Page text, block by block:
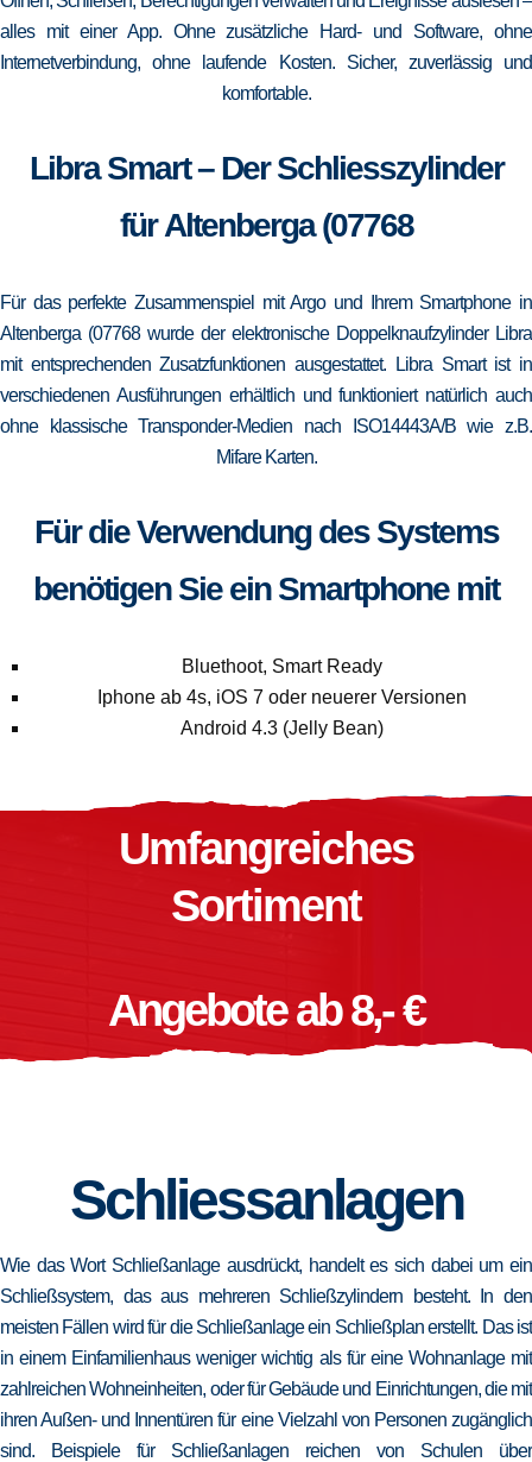
alles mit einer App. Ohne zusätzliche Hard- und Software, ohne
Internetverbindung, ohne laufende Kosten. Sicher, zuverlässig und
komfortable.
Libra Smart – Der Schliesszylinder
für Altenberga (07768
Für das perfekte Zusammenspiel mit Argo und Ihrem Smartphone in
Altenberga (07768 wurde der elektronische Doppelknaufzylinder Libra
mit entsprechenden Zusatzfunktionen ausgestattet. Libra Smart ist in
verschiedenen Ausführungen erhältlich und funktioniert natürlich auch
ohne klassische Transponder-Medien nach ISO14443A/B wie z.B.
Mifare Karten.
Für die Verwendung des Systems
benötigen Sie ein Smartphone mit
Bluethoot, Smart Ready
Iphone ab 4s, iOS 7 oder neuerer Versionen
Android 4.3 (Jelly Bean)
Umfangreiches
Sortiment
Angebote ab 8,- €
Schliessanlagen
Wie das Wort Schließanlage ausdrückt, handelt es sich dabei um ein
Schließsystem, das aus mehreren Schließzylindern besteht. In den
meisten Fällen wird für die Schließanlage ein Schließplan erstellt. Das ist
in einem Einfamilienhaus weniger wichtig als für eine Wohnanlage mit
zahlreichen Wohneinheiten, oder für Gebäude und Einrichtungen, die mit
ihren Außen- und Innentüren für eine Vielzahl von Personen zugänglich
sind. Beispiele für Schließanlagen reichen von Schulen über